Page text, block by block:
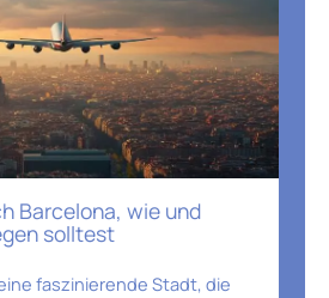
Barcelona, wie und
solltest
faszinierende Stadt, die